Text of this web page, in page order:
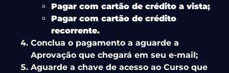
Pagar com cartão de crédito a vista;
Pagar com cartão de crédito
recorrente.
Conclua o pagamento a aguarde a
Aprovação que chegará em seu e-mail;
Aguarde a chave de acesso ao Curso que